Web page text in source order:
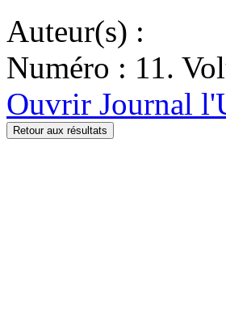
Auteur(s) :
Numéro : 11.
Ouvrir Journal
Retour aux résultats